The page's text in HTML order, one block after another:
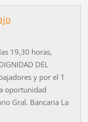
19,30 horas,
DEL
y por el 1
oportunidad
Gral. Bancaria La